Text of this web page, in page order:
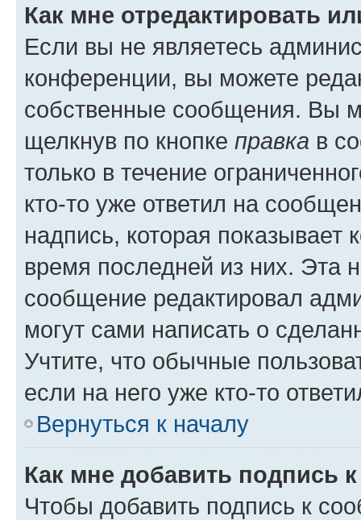
Как мне отредактировать
Если вы не являетесь
конференции, вы можете
собственные сообщения. Вы
щелкнув по кнопке правка в
только в течение
кто-то уже ответил на
надпись, которая показывает
время последней из них. Эта
сообщение редактировал
могут сами написать о
Учтите, что обычные
если на него уже кто-то
Вернуться к началу
Как мне добавить подпись
Чтобы добавить подпись к